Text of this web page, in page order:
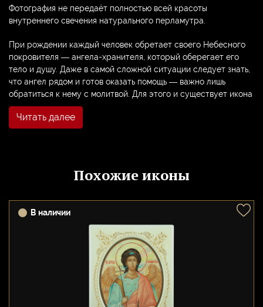
Фотография не передаёт полностью всей красоты
внутреннего свечения натурального перламутра.
При рождении каждый человек обретает своего Небесного
покровителя — ангела-хранителя, который оберегает его
тело и душу. Даже в самой сложной ситуации следует знать,
что ангел рядом и готов оказать помощь — важно лишь
обратиться к нему с молитвой. Для этого и существует икона
Ангела.
Икону Ангела Хранителя часто пишут персонально для
его покровителем.
прошение Богу. Перед образом часто просят защиты от злых
сил, о поддержке в мирских делах, о достижении каких-либо
целей. Считается, что молитва перед Ангелом Хранителем
имеет большую силу, поскольку этот святой всегда слышит
молящегося и никогда не оставляет просьбы без внимания.
У образа Ангела молятся утром и вечером, а также перед
выходом из дома. Такая молитва позволяет настроиться на
нужный лад и установить тесный контакт с миром
Читать далее
Похожие иконы
В наличии